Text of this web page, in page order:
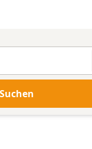
Suchen